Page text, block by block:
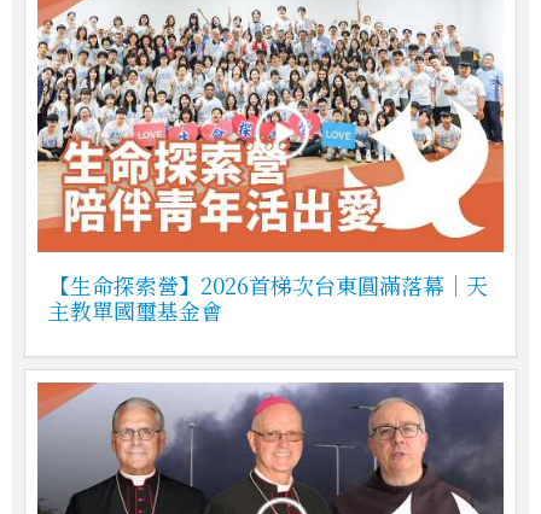
【生命探索營】2026首梯次台東圓滿落幕｜天
主教單國璽基金會